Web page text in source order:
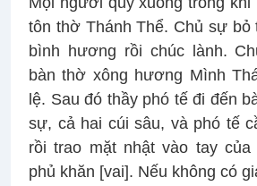
tôn thờ Thánh Thể. Chủ sự
bình hương rồi chúc lành.
bàn thờ xông hương Mình
lệ. Sau đó thầy phó tế đi đến
sự, cả hai cúi sâu, và phó tế
rồi trao mặt nhật vào tay
phủ khăn [vai]. Nếu không có